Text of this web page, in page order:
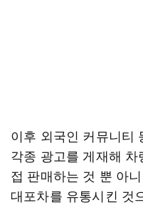
이후 외국인 커뮤니티
각종 광고를 게재해
접 판매하는 것 뿐 아
대포차를 유통시킨 것